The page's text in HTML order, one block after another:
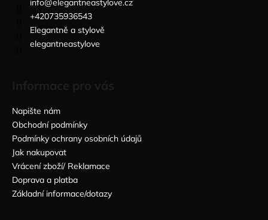
info@elegantneastylove.cz
+420735936543
Elegantně a stylově
elegantneastylove
Napište nám
Obchodní podmínky
Podmínky ochrany osobních údajů
Jak nakupovat
Vrácení zboží/ Reklamace
Doprava a platba
Základní informace/dotazy